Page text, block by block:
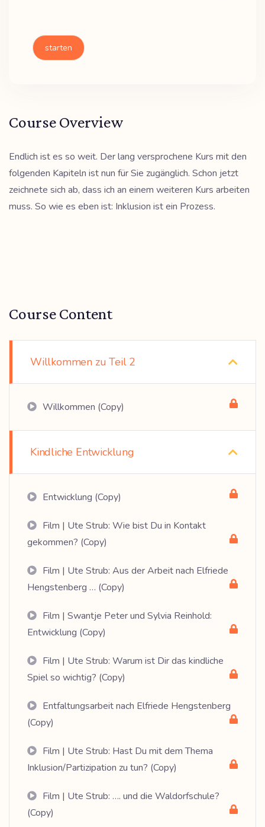
Course Overview
Endlich ist es so weit. Der lang versprochene Kurs mit den
folgenden Kapiteln ist nun für Sie zugänglich. Schon jetzt
zeichnete sich ab, dass ich an einem weiteren Kurs arbeiten
muss. So wie es eben ist: Inklusion ist ein Prozess.
Course Content
Willkommen zu Teil 2
Willkommen (Copy)
Kindliche Entwicklung
Entwicklung (Copy)
Film | Ute Strub: Wie bist Du in Kontakt
gekommen? (Copy)
Film | Ute Strub: Aus der Arbeit nach Elfriede
Hengstenberg … (Copy)
Film | Swantje Peter und Sylvia Reinhold:
Entwicklung (Copy)
Film | Ute Strub: Warum ist Dir das kindliche
Spiel so wichtig? (Copy)
Entfaltungsarbeit nach Elfriede Hengstenberg
(Copy)
Film | Ute Strub: Hast Du mit dem Thema
Inklusion/Partizipation zu tun? (Copy)
Film | Ute Strub: …. und die Waldorfschule?
(Copy)
starten